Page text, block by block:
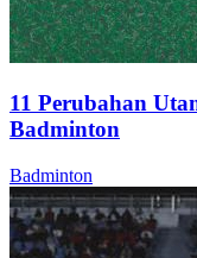
11 Perubahan
Badminton
Badminton